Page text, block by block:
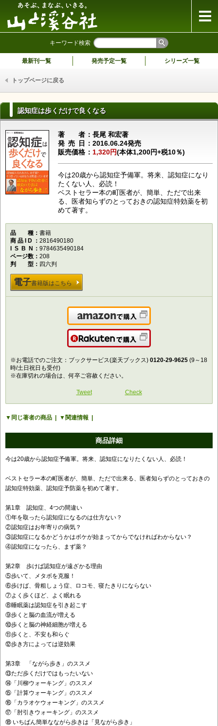
キーワード検索
最新刊一覧 発売予定一覧 シリーズ一覧
トップページに戻る
認知症は歩くだけで良くなる
著者長尾 和宏著
発売日 2016.06.24発売
販売価格
1,320円(本体1,200円+税10％)
今は20歳から認知症予備軍。将来、認知症になり
たくない人、必読！
ベストセラー本の町医者が、簡単、ただで出来
る、医者知らずのとっておきの認知症特効薬を初
めて著す。
品種書籍
商品ID
2816490180
ISBN
9784635490184
ページ数
208
判型四六判
電子書籍版はこちら
Amazonで購入
楽天で購入
※お電話でのご注文：ブックサービス(楽天ブックス) 0120-29-9625 (9～18
時/土日祝日も受付)
※在庫切れの場合は、何卒ご容赦ください。
Tweet Check
同じ著者の商品 関連情報
商品詳細
今は20歳から認知症予備軍。将来、認知症になりたくない人、必読！
ベストセラー本の町医者が、簡単、ただで出来る、医者知らずのとっておきの
認知症特効薬、認知症予防薬を初めて著す。
第1章 認知症、4つの間違い
①年を取ったら認知症になるのは仕方ない？
②認知症はお年寄りの病気？
③認知症になるかどうかはボケが始まってからでなければわからない？
④認知症になったら、まず薬？
第2章 歩けば認知症が遠ざかる理由
⑤歩いて、メタボを克服！
⑥歩けば、骨粗しょう症、ロコモ、寝たきりにならない
⑦よく歩くほど、よく眠れる
⑧睡眠薬は認知症を引き起こす
⑨歩くと脳の血流が増える
⑩歩くと脳の神経細胞が増える
⑪歩くと、不安も和らぐ
⑫歩き方によっては逆効果
第3章 「ながら歩き」のススメ
⑬ただ歩くだけではもったいない
⑭「川柳ウォーキング」のススメ
⑮「計算ウォーキング」のススメ
⑯「カラオケウォーキング」のススメ
⑰「肘引きウォーキング」のススメ
⑱ いちばん簡単なながら歩きは「見ながら歩き」